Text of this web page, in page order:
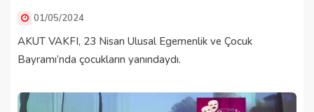
01/05/2024
AKUT VAKFI, 23 Nisan Ulusal Egemenlik ve Çocuk
Bayramı’nda çocukların yanındaydı.